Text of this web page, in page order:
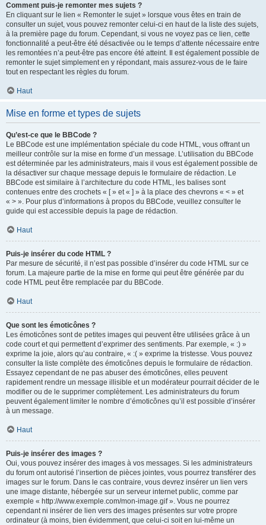
Comment puis-je remonter mes sujets ?
En cliquant sur le lien « Remonter le sujet » lorsque vous êtes en train de
consulter un sujet, vous pouvez remonter celui-ci en haut de la liste des sujets,
à la première page du forum. Cependant, si vous ne voyez pas ce lien, cette
fonctionnalité a peut-être été désactivée ou le temps d’attente nécessaire entre
les remontées n’a peut-être pas encore été atteint. Il est également possible de
remonter le sujet simplement en y répondant, mais assurez-vous de le faire
tout en respectant les règles du forum.
Haut
Mise en forme et types de sujets
Qu’est-ce que le BBCode ?
Le BBCode est une implémentation spéciale du code HTML, vous offrant un
meilleur contrôle sur la mise en forme d’un message. L’utilisation du BBCode
est déterminée par les administrateurs, mais il vous est également possible de
la désactiver sur chaque message depuis le formulaire de rédaction. Le
BBCode est similaire à l’architecture du code HTML, les balises sont
contenues entre des crochets « [ » et « ] » à la place des chevrons « < » et
« > ». Pour plus d’informations à propos du BBCode, veuillez consulter le
guide qui est accessible depuis la page de rédaction.
Haut
Puis-je insérer du code HTML ?
Par mesure de sécurité, il n’est pas possible d’insérer du code HTML sur ce
forum. La majeure partie de la mise en forme qui peut être générée par du
code HTML peut être remplacée par du BBCode.
Haut
Que sont les émoticônes ?
Les émoticônes sont de petites images qui peuvent être utilisées grâce à un
code court et qui permettent d’exprimer des sentiments. Par exemple, « :) »
exprime la joie, alors qu’au contraire, « :( » exprime la tristesse. Vous pouvez
consulter la liste complète des émoticônes depuis le formulaire de rédaction.
Essayez cependant de ne pas abuser des émoticônes, elles peuvent
rapidement rendre un message illisible et un modérateur pourrait décider de le
modifier ou de le supprimer complètement. Les administrateurs du forum
peuvent également limiter le nombre d’émoticônes qu’il est possible d’insérer
à un message.
Haut
Puis-je insérer des images ?
Oui, vous pouvez insérer des images à vos messages. Si les administrateurs
du forum ont autorisé l’insertion de pièces jointes, vous pourrez transférer des
images sur le forum. Dans le cas contraire, vous devrez insérer un lien vers
une image distante, hébergée sur un serveur internet public, comme par
exemple « http://www.exemple.com/mon-image.gif ». Vous ne pourrez
cependant ni insérer de lien vers des images présentes sur votre propre
ordinateur (à moins, bien évidemment, que celui-ci soit en lui-même un